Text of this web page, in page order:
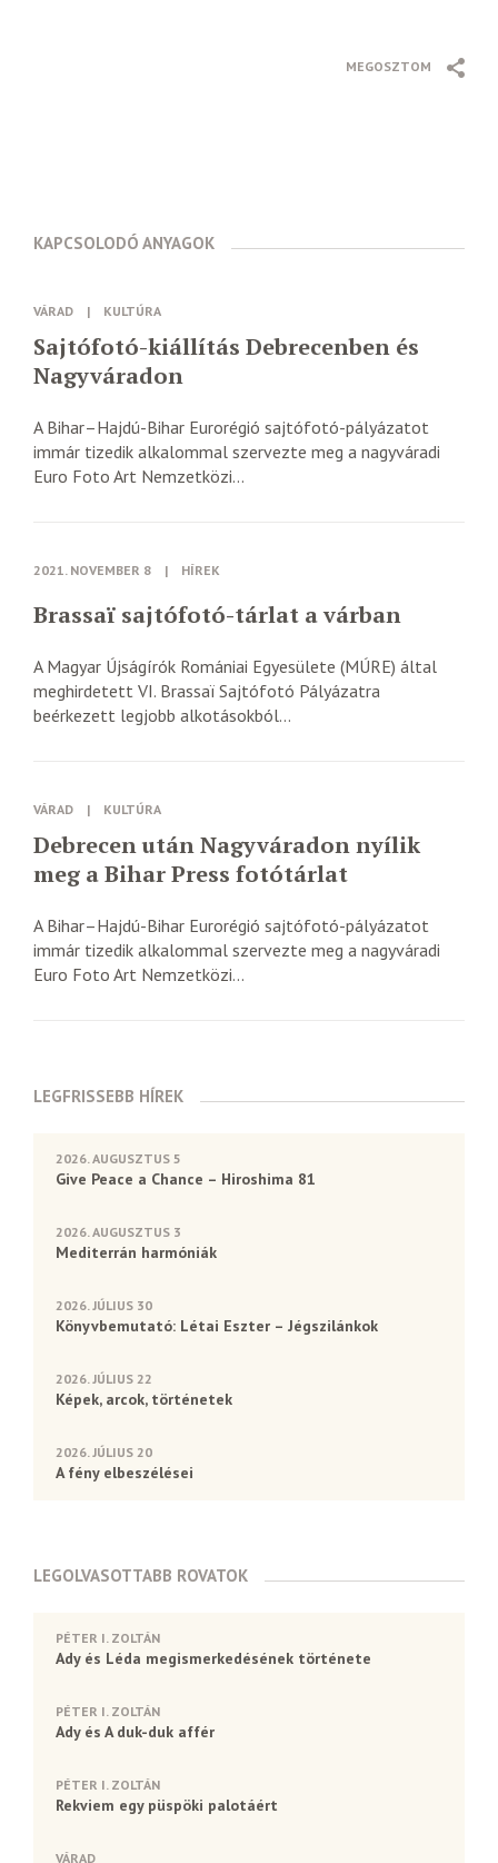
MEGOSZTOM
KAPCSOLODÓ ANYAGOK
VÁRAD | KULTÚRA
Sajtófotó-kiállítás Debrecenben és
Nagyváradon
A Bihar–Hajdú-Bihar Eurorégió sajtófotó-pályázatot
immár tizedik alkalommal szervezte meg a nagyváradi
Euro Foto Art Nemzetközi...
2021. NOVEMBER 8 | HÍREK
Brassaï sajtófotó-tárlat a várban
A Magyar Újságírók Romániai Egyesülete (MÚRE) által
meghirdetett VI. Brassaï Sajtófotó Pályázatra
beérkezett legjobb alkotásokból...
VÁRAD | KULTÚRA
Debrecen után Nagyváradon nyílik
meg a Bihar Press fotótárlat
A Bihar–Hajdú-Bihar Eurorégió sajtófotó-pályázatot
immár tizedik alkalommal szervezte meg a nagyváradi
Euro Foto Art Nemzetközi...
LEGFRISSEBB HÍREK
2026. AUGUSZTUS 5
Give Peace a Chance – Hiroshima 81
2026. AUGUSZTUS 3
Mediterrán harmóniák
2026. JÚLIUS 30
Könyvbemutató: Létai Eszter – Jégszilánkok
2026. JÚLIUS 22
Képek, arcok, történetek
2026. JÚLIUS 20
A fény elbeszélései
LEGOLVASOTTABB ROVATOK
PÉTER I. ZOLTÁN
Ady és Léda megismerkedésének története
PÉTER I. ZOLTÁN
Ady és A duk-duk affér
PÉTER I. ZOLTÁN
Rekviem egy püspöki palotáért
VÁRAD